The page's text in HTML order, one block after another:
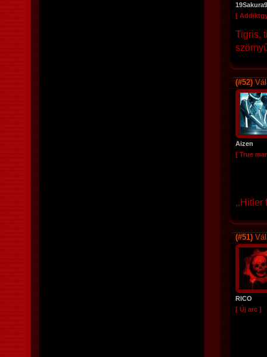
[
Tigris,
(#52)
Aizen
[ True
,,Hitler
(#51)
RICO
[ Új arc ]